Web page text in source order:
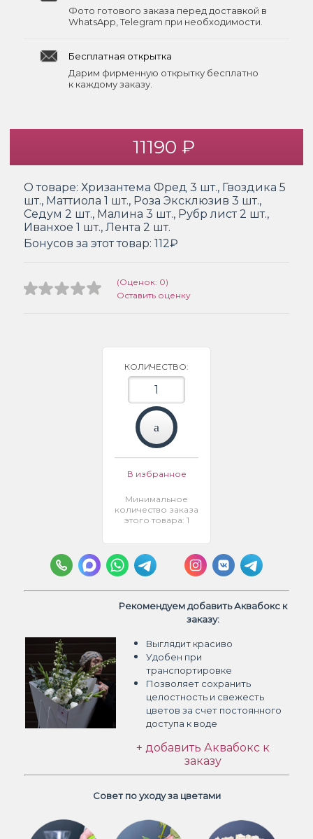
Фото готового заказа перед доставкой в
WhatsApp, Telegram при необходимости.
Бесплатная открытка
Дарим фирменную открытку бесплатно
к каждому заказу.
11190 ₽
О товаре: Хризантема Фред 3 шт., Гвоздика 5
шт., Маттиола 1 шт., Роза Эксклюзив 3 шт.,
Седум 2 шт., Малина 3 шт., Рубр лист 2 шт.,
Иванхое 1 шт., Лента 2 шт.
Бонусов за этот товар: 112₽
(Оценок: 0)
Оставить оценку
КОЛИЧЕСТВО:
В избранное
Минимальное
количество заказа
этого товара: 1
Рекомендуем добавить Аквабокс к
заказу:
Выглядит красиво
Удобен при
транспортировке
Позволяет сохранить
целостность и свежесть
цветов за счет постоянного
доступа к воде
+ добавить Аквабокс к
заказу
Совет по уходу за цветами